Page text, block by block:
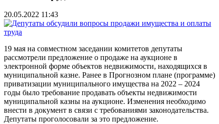
20.05.2022 11:43
19 мая на совместном заседании комитетов депутаты
рассмотрели предложение о продаже на аукционе в
электронной форме объектов недвижимости, находящихся в
муниципальной казне. Ранее в Прогнозном плане (программе)
приватизации муниципального имущества на 2022 – 2024
годы было требование продавать объекты недвижимости
муниципальной казны на аукционе. Изменения необходимо
внести в документ в связи с требованиями законодательства.
Депутаты проголосовали за это предложение.